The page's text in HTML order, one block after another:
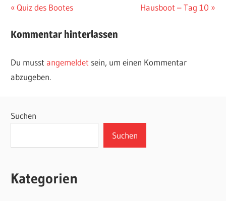
Beitragsnavigation
Vorheriger
Quiz des Bootes
Nächster
Hausboot – Tag 10
Kommentar hinterlassen
Du musstangemeldet sein, um einen Kommentar
abzugeben.
Suchen
Suchen
Kategorien